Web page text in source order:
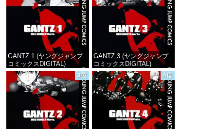
GANTZ 1 (ヤングジャンプ
コミックスDIGITAL)
価格：¥100
GANTZ 3 (ヤングジャンプ
コミックスDIGITAL)
価格：¥100
3位 4位